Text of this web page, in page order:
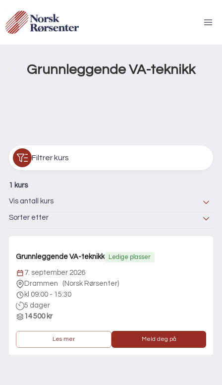
content
Tilbake til kurskategorier
Grunnleggende VA-teknikk
Filtrer kurs
1 kurs
Vis antall kurs
Sorter etter
Grunnleggende VA-teknikk Ledige plasser
7. september 2026
Drammen ( Norsk Rørsenter)
kl 09:00 - 15:30
5 dager
14 500 kr
Les mer Meld deg på